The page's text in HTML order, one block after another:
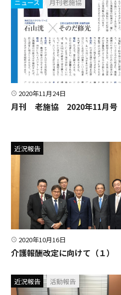
2020年11月24日
月刊 老施協 2020年11月号
ニュース 月刊老施協
2020年10月16日
介護報酬改定に向けて（１）
近況報告
近況報告 活動報告